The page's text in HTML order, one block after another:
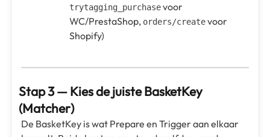
trytagging_purchasevoor
WC/PrestaShop, orders/createvoor
Shopify)
Stap 3 — Kies de juiste BasketKey
(Matcher)
De BasketKey is wat Prepare en Trigger aan elkaar